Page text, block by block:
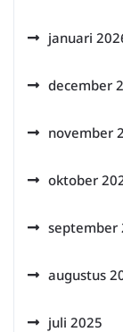
januari
december
november
oktober
september
augustus
juli 2025